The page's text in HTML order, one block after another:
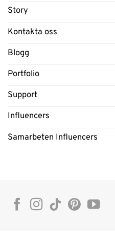
Story
Kontakta oss
Blogg
Portfolio
Support
Influencers
Samarbeten Influencers